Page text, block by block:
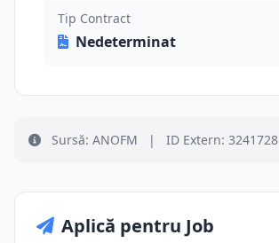
Tip Contract
Nedeterminat
Sursă: ANOFM | ID Extern: 3241728
Aplică pentru Job